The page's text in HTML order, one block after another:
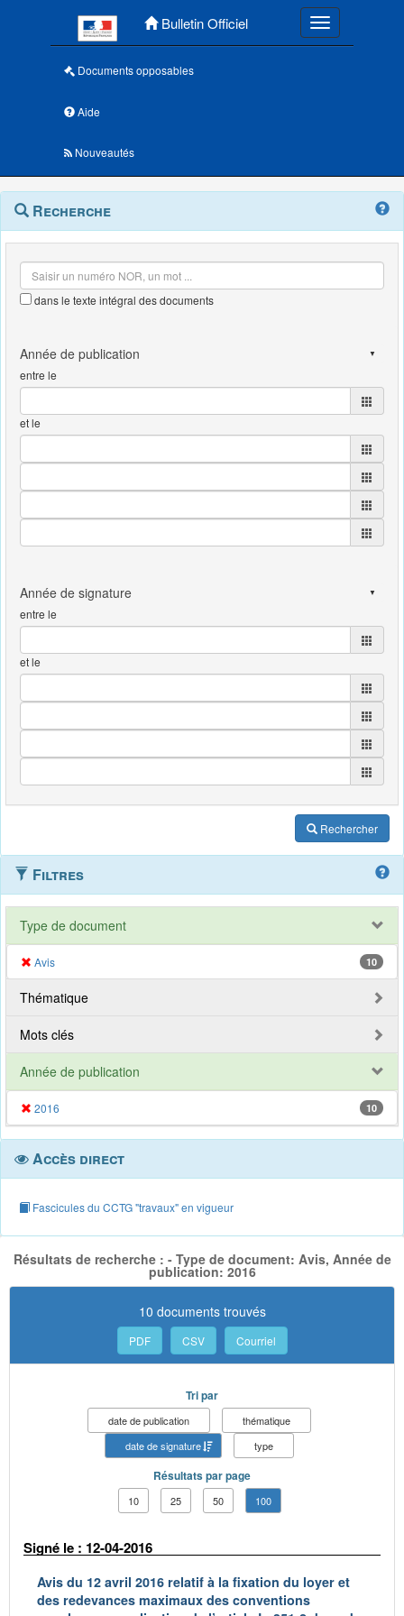
Bulletin Officiel Toggle
Documents opposables
Aide
Nouveautés
Navigation
outils
Menu
contextuel
Recherche
dans le texte intégral des documents
entre le
et le
entre le
et le
Rechercher
Filtres
Type de document
Avis 10
Thématique
Mots clés
Année de publication
2016 10
Accès direct
Fascicules du CCTG "travaux" en vigueur
Résultats de recherche : - Type de document: Avis, Année de
publication: 2016
10 documents trouvés
PDF CSV Courriel
Tri par
date de publication
thématique
date de signature
type
Résultats par page
10 25 50 100
Signé le : 12-04-2016
Avis du 12 avril 2016 relatif à la fixation du loyer et
des redevances maximaux des conventions